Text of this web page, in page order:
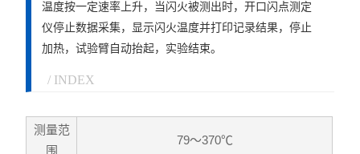
温度按一定速率上升，当闪火被测出时，开口闪点测定
仪停止数据采集，显示闪火温度并打印记录结果，停止
加热，试验臂自动抬起，实验结束。
/ INDEX
测量范
围
79～370℃